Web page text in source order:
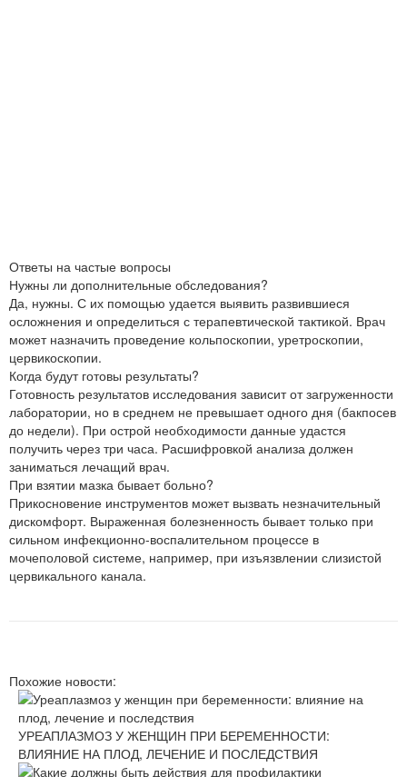
Ответы на частые вопросы
Нужны ли дополнительные обследования?
Да, нужны. С их помощью удается выявить развившиеся
осложнения и определиться с терапевтической тактикой. Врач
может назначить проведение кольпоскопии, уретроскопии,
цервикоскопии.
Когда будут готовы результаты?
Готовность результатов исследования зависит от загруженности
лаборатории, но в среднем не превышает одного дня (бакпосев
до недели). При острой необходимости данные удастся
получить через три часа. Расшифровкой анализа должен
заниматься лечащий врач.
При взятии мазка бывает больно?
Прикосновение инструментов может вызвать незначительный
дискомфорт. Выраженная болезненность бывает только при
сильном инфекционно-воспалительном процессе в
мочеполовой системе, например, при изъязвлении слизистой
цервикального канала.
Похожие новости:
УРЕАПЛАЗМОЗ У ЖЕНЩИН ПРИ БЕРЕМЕННОСТИ:
ВЛИЯНИЕ НА ПЛОД, ЛЕЧЕНИЕ И ПОСЛЕДСТВИЯ